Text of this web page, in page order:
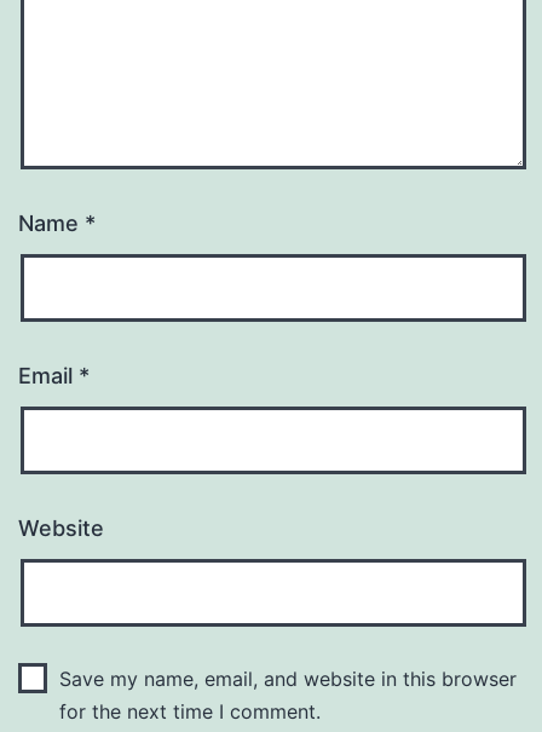
Name *
Email *
Website
Save my name, email, and website in this browser
for the next time I comment.